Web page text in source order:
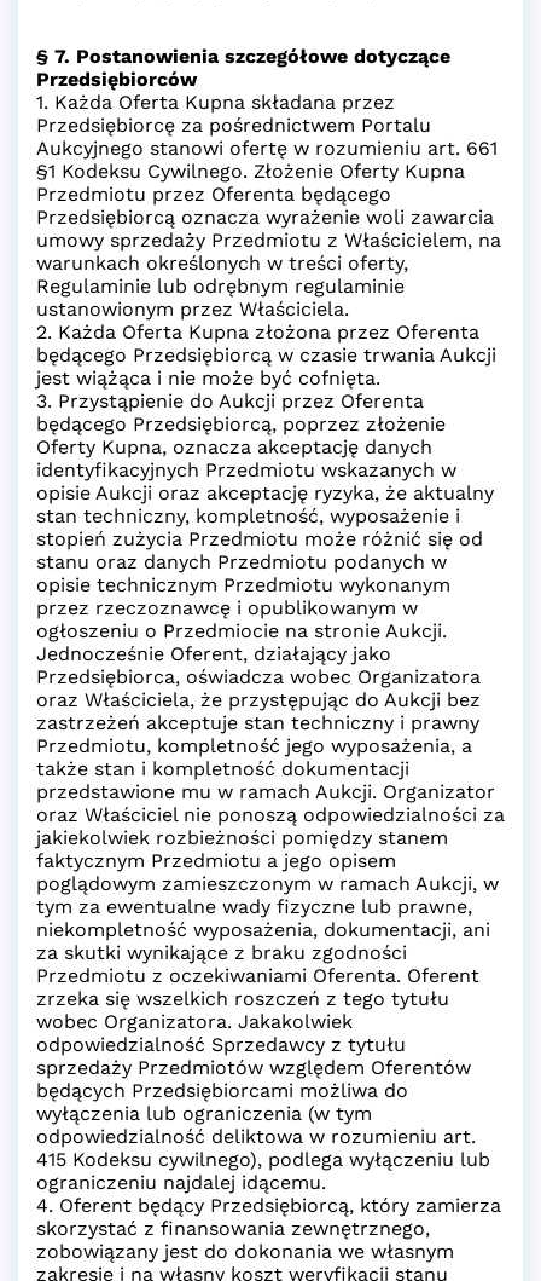
§ 7. Postanowienia szczegółowe dotyczące
Przedsiębiorców
1. Każda Oferta Kupna składana przez
Przedsiębiorcę za pośrednictwem Portalu
Aukcyjnego stanowi ofertę w rozumieniu art. 661
§1 Kodeksu Cywilnego. Złożenie Oferty Kupna
Przedmiotu przez Oferenta będącego
Przedsiębiorcą oznacza wyrażenie woli zawarcia
umowy sprzedaży Przedmiotu z Właścicielem, na
warunkach określonych w treści oferty,
Regulaminie lub odrębnym regulaminie
ustanowionym przez Właściciela.
2. Każda Oferta Kupna złożona przez Oferenta
będącego Przedsiębiorcą w czasie trwania Aukcji
jest wiążąca i nie może być cofnięta.
3. Przystąpienie do Aukcji przez Oferenta
będącego Przedsiębiorcą, poprzez złożenie
Oferty Kupna, oznacza akceptację danych
identyfikacyjnych Przedmiotu wskazanych w
opisie Aukcji oraz akceptację ryzyka, że aktualny
stan techniczny, kompletność, wyposażenie i
stopień zużycia Przedmiotu może różnić się od
stanu oraz danych Przedmiotu podanych w
opisie technicznym Przedmiotu wykonanym
przez rzeczoznawcę i opublikowanym w
ogłoszeniu o Przedmiocie na stronie Aukcji.
Jednocześnie Oferent, działający jako
Przedsiębiorca, oświadcza wobec Organizatora
oraz Właściciela, że przystępując do Aukcji bez
zastrzeżeń akceptuje stan techniczny i prawny
Przedmiotu, kompletność jego wyposażenia, a
także stan i kompletność dokumentacji
przedstawione mu w ramach Aukcji. Organizator
oraz Właściciel nie ponoszą odpowiedzialności za
jakiekolwiek rozbieżności pomiędzy stanem
faktycznym Przedmiotu a jego opisem
poglądowym zamieszczonym w ramach Aukcji, w
tym za ewentualne wady fizyczne lub prawne,
niekompletność wyposażenia, dokumentacji, ani
za skutki wynikające z braku zgodności
Przedmiotu z oczekiwaniami Oferenta. Oferent
zrzeka się wszelkich roszczeń z tego tytułu
wobec Organizatora. Jakakolwiek
odpowiedzialność Sprzedawcy z tytułu
sprzedaży Przedmiotów względem Oferentów
będących Przedsiębiorcami możliwa do
wyłączenia lub ograniczenia (w tym
odpowiedzialność deliktowa w rozumieniu art.
415 Kodeksu cywilnego), podlega wyłączeniu lub
ograniczeniu najdalej idącemu.
4. Oferent będący Przedsiębiorcą, który zamierza
skorzystać z finansowania zewnętrznego,
zobowiązany jest do dokonania we własnym
zakresie i na własny koszt weryfikacji stanu